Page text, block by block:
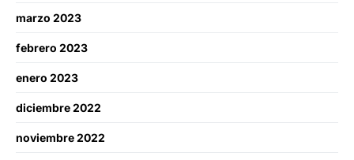
marzo 2023
febrero 2023
enero 2023
diciembre 2022
noviembre 2022